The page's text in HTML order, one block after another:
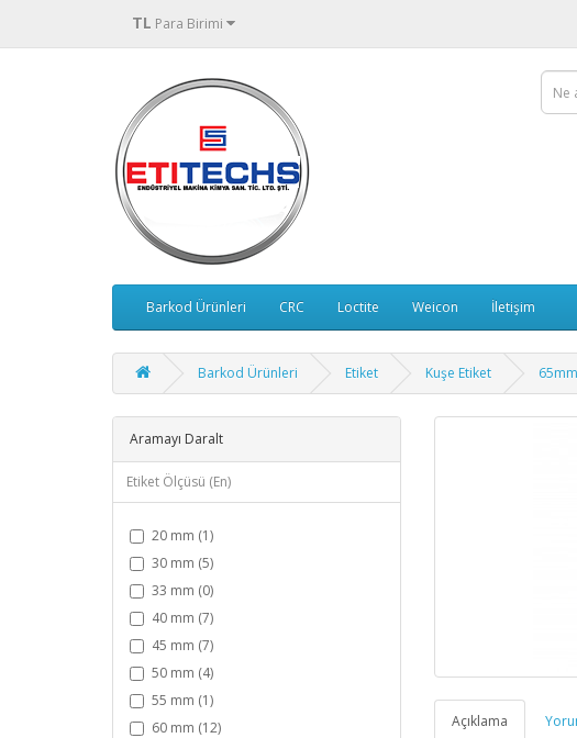
TL Para Birimi
Barkod Ürünleri CRC Loctite Weicon İletişim
Barkod Ürünleri Etiket Kuşe Etiket
Aramayı Daralt
Etiket Ölçüsü (En)
20 mm (1)
30 mm (5)
33 mm (0)
40 mm (7)
45 mm (7)
50 mm (4)
55 mm (1)
60 mm (12)
Açıklama